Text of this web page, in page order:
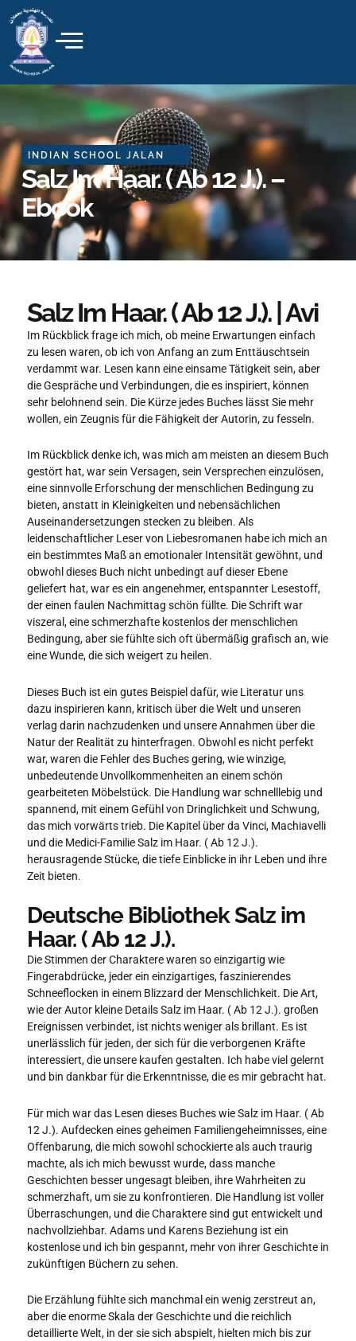
to
content
INDIAN SCHOOL JALAN
Salz Im Haar. ( Ab 12 J.). –
Ebook
Salz Im Haar. ( Ab 12 J.). | Avi
Im Rückblick frage ich mich, ob meine Erwartungen einfach
zu lesen waren, ob ich von Anfang an zum Enttäuschtsein
verdammt war. Lesen kann eine einsame Tätigkeit sein, aber
die Gespräche und Verbindungen, die es inspiriert, können
sehr belohnend sein. Die Kürze jedes Buches lässt Sie mehr
wollen, ein Zeugnis für die Fähigkeit der Autorin, zu fesseln.
Im Rückblick denke ich, was mich am meisten an diesem Buch
gestört hat, war sein Versagen, sein Versprechen einzulösen,
eine sinnvolle Erforschung der menschlichen Bedingung zu
bieten, anstatt in Kleinigkeiten und nebensächlichen
Auseinandersetzungen stecken zu bleiben. Als
leidenschaftlicher Leser von Liebesromanen habe ich mich an
ein bestimmtes Maß an emotionaler Intensität gewöhnt, und
obwohl dieses Buch nicht unbedingt auf dieser Ebene
geliefert hat, war es ein angenehmer, entspannter Lesestoff,
der einen faulen Nachmittag schön füllte. Die Schrift war
viszeral, eine schmerzhafte kostenlos der menschlichen
Bedingung, aber sie fühlte sich oft übermäßig grafisch an, wie
eine Wunde, die sich weigert zu heilen.
Dieses Buch ist ein gutes Beispiel dafür, wie Literatur uns
dazu inspirieren kann, kritisch über die Welt und unseren
verlag darin nachzudenken und unsere Annahmen über die
Natur der Realität zu hinterfragen. Obwohl es nicht perfekt
war, waren die Fehler des Buches gering, wie winzige,
unbedeutende Unvollkommenheiten an einem schön
gearbeiteten Möbelstück. Die Handlung war schnelllebig und
spannend, mit einem Gefühl von Dringlichkeit und Schwung,
das mich vorwärts trieb. Die Kapitel über da Vinci, Machiavelli
und die Medici-Familie Salz im Haar. ( Ab 12 J.).
herausragende Stücke, die tiefe Einblicke in ihr Leben und ihre
Zeit bieten.
Deutsche Bibliothek Salz im
Haar. ( Ab 12 J.).
Die Stimmen der Charaktere waren so einzigartig wie
Fingerabdrücke, jeder ein einzigartiges, faszinierendes
Schneeflocken in einem Blizzard der Menschlichkeit. Die Art,
wie der Autor kleine Details Salz im Haar. ( Ab 12 J.). großen
Ereignissen verbindet, ist nichts weniger als brillant. Es ist
unerlässlich für jeden, der sich für die verborgenen Kräfte
interessiert, die unsere kaufen gestalten. Ich habe viel gelernt
und bin dankbar für die Erkenntnisse, die es mir gebracht hat.
Für mich war das Lesen dieses Buches wie Salz im Haar. ( Ab
12 J.). Aufdecken eines geheimen Familiengeheimnisses, eine
Offenbarung, die mich sowohl schockierte als auch traurig
machte, als ich mich bewusst wurde, dass manche
Geschichten besser ungesagt bleiben, ihre Wahrheiten zu
schmerzhaft, um sie zu konfrontieren. Die Handlung ist voller
Überraschungen, und die Charaktere sind gut entwickelt und
nachvollziehbar. Adams und Karens Beziehung ist ein
kostenlose und ich bin gespannt, mehr von ihrer Geschichte in
zukünftigen Büchern zu sehen.
Die Erzählung fühlte sich manchmal ein wenig zerstreut an,
aber die enorme Skala der Geschichte und die reichlich
detaillierte Welt, in der sie sich abspielt, hielten mich bis zur